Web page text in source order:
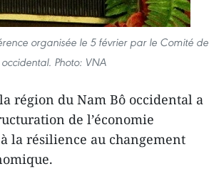
organisée le 5 février par le Comité de
Photo: VNA
région du Nam Bô occidental a
de l’économie
la résilience au changement